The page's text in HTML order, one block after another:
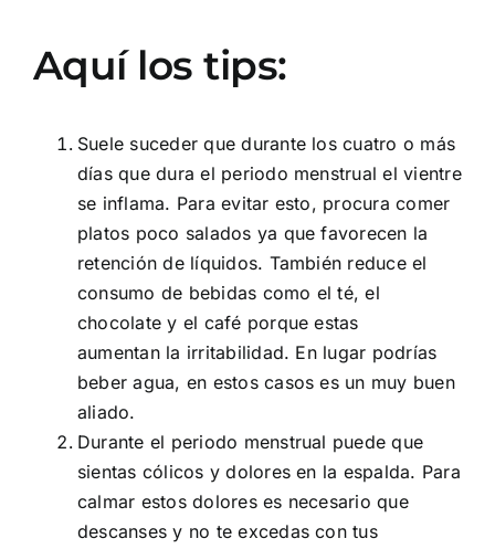
Aquí los tips:
Suele suceder que durante los cuatro o más
días que dura el periodo menstrual el vientre
se inflama. Para evitar esto, procura comer
platos poco salados ya que favorecen la
retención de líquidos. También reduce el
consumo de bebidas como el té, el
chocolate y el café porque estas
aumentan la irritabilidad. En lugar podrías
beber agua, en estos casos es un muy buen
aliado.
Durante el periodo menstrual puede que
sientas cólicos y dolores en la espalda. Para
calmar estos dolores es necesario que
descanses y no te excedas con tus